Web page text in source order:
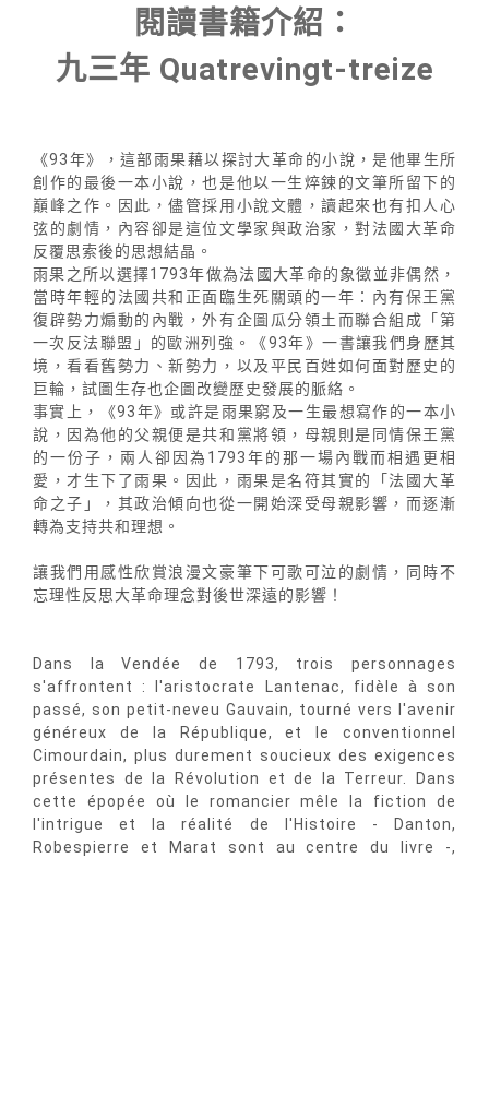
閱讀書籍介紹：
九三年 Quatrevingt-treize
《93年》，這部雨果藉以探討大革命的小說，是他畢生所
創作的最後一本小說，也是他以一生焠鍊的文筆所留下的
巔峰之作。因此，儘管採用小說文體，讀起來也有扣人心
弦的劇情，內容卻是這位文學家與政治家，對法國大革命
反覆思索後的思想結晶。
雨果之所以選擇1793年做為法國大革命的象徵並非偶然，
當時年輕的法國共和正面臨生死關頭的一年：內有保王黨
復辟勢力煽動的內戰，外有企圖瓜分領土而聯合組成「第
一次反法聯盟」的歐洲列強。《93年》一書讓我們身歷其
境，看看舊勢力、新勢力，以及平民百姓如何面對歷史的
巨輪，試圖生存也企圖改變歷史發展的脈絡。
事實上，《93年》或許是雨果窮及一生最想寫作的一本小
說，因為他的父親便是共和黨將領，母親則是同情保王黨
的一份子，兩人卻因為1793年的那一場內戰而相遇更相
愛，才生下了雨果。因此，雨果是名符其實的「法國大革
命之子」，其政治傾向也從一開始深受母親影響，而逐漸
轉為支持共和理想。
讓我們用感性欣賞浪漫文豪筆下可歌可泣的劇情，同時不
忘理性反思大革命理念對後世深遠的影響！
Dans la Vendée de 1793, trois personnages
s'affrontent : l'aristocrate Lantenac, fidèle à son
passé, son petit-neveu Gauvain, tourné vers l'avenir
généreux de la République, et le conventionnel
Cimourdain, plus durement soucieux des exigences
présentes de la Révolution et de la Terreur. Dans
cette épopée où le romancier mêle la fiction de
l'intrigue et la réalité de l'Histoire - Danton,
Robespierre et Marat sont au centre du livre -,